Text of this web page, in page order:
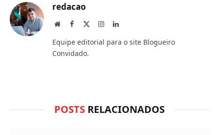
redacao
Site Facebook InstagramLinkedIn
Equipe editorial para o site Blogueiro
Convidado.
POSTS RELACIONADOS